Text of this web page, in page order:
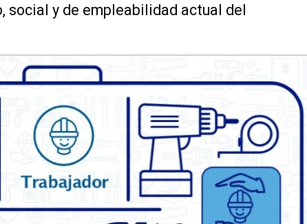
social y de empleabilidad actual del